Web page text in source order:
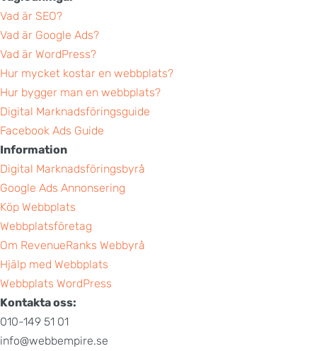
Vad är SEO?
Vad är Google Ads?
Vad är WordPress?
Hur mycket kostar en webbplats?
Hur bygger man en webbplats?
Digital Marknadsföringsguide
Facebook Ads Guide
Information
Digital Marknadsföringsbyrå
Google Ads Annonsering
Köp Webbplats
Webbplatsföretag
Om RevenueRanks Webbyrå
Hjälp med Webbplats
Webbplats WordPress
Kontakta oss:
010-149 51 01
info@webbempire.se